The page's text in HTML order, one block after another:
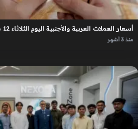
أسعار العملات العربية والأجنبية اليوم الثلاثاء 12 مايو 2026
منذ 3 أشهر